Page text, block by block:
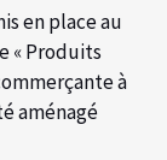
en place au
« Produits
à
aménagé